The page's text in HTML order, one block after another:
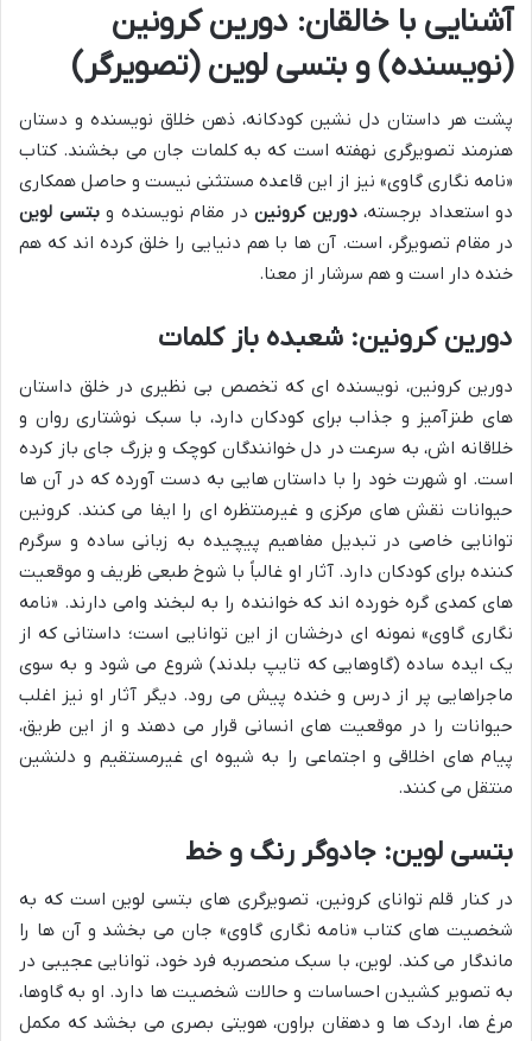
آشنایی با خالقان: دورین کرونین
(نویسنده) و بتسی لوین (تصویرگر)
پشت هر داستان دل نشین کودکانه، ذهن خلاق نویسنده و دستان
هنرمند تصویرگری نهفته است که به کلمات جان می بخشند. کتاب
«نامه نگاری گاوی» نیز از این قاعده مستثنی نیست و حاصل همکاری
دو استعداد برجسته،دورین کرونین در مقام نویسنده وبتسی لوین
در مقام تصویرگر، است. آن ها با هم دنیایی را خلق کرده اند که هم
خنده دار است و هم سرشار از معنا.
دورین کرونین: شعبده باز کلمات
دورین کرونین، نویسنده ای که تخصص بی نظیری در خلق داستان
های طنزآمیز و جذاب برای کودکان دارد، با سبک نوشتاری روان و
خلاقانه اش، به سرعت در دل خوانندگان کوچک و بزرگ جای باز کرده
است. او شهرت خود را با داستان هایی به دست آورده که در آن ها
حیوانات نقش های مرکزی و غیرمنتظره ای را ایفا می کنند. کرونین
توانایی خاصی در تبدیل مفاهیم پیچیده به زبانی ساده و سرگرم
کننده برای کودکان دارد. آثار او غالباً با شوخ طبعی ظریف و موقعیت
های کمدی گره خورده اند که خواننده را به لبخند وامی دارند. «نامه
نگاری گاوی» نمونه ای درخشان از این توانایی است؛ داستانی که از
یک ایده ساده (گاوهایی که تایپ بلدند) شروع می شود و به سوی
ماجراهایی پر از درس و خنده پیش می رود. دیگر آثار او نیز اغلب
حیوانات را در موقعیت های انسانی قرار می دهند و از این طریق،
پیام های اخلاقی و اجتماعی را به شیوه ای غیرمستقیم و دلنشین
منتقل می کنند.
بتسی لوین: جادوگر رنگ و خط
در کنار قلم توانای کرونین، تصویرگری های بتسی لوین است که به
شخصیت های کتاب «نامه نگاری گاوی» جان می بخشد و آن ها را
ماندگار می کند. لوین، با سبک منحصربه فرد خود، توانایی عجیبی در
به تصویر کشیدن احساسات و حالات شخصیت ها دارد. او به گاوها،
مرغ ها، اردک ها و دهقان براون، هویتی بصری می بخشد که مکمل